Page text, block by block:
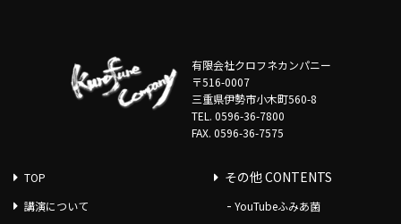
有限会社クロフネカンパニー
〒516-0007
三重県伊勢市小木町560-8
TEL. 0596-36-7800
FAX. 0596-36-7575
TOP
講演について
その他 CONTENTS
YouTubeふみあ菌